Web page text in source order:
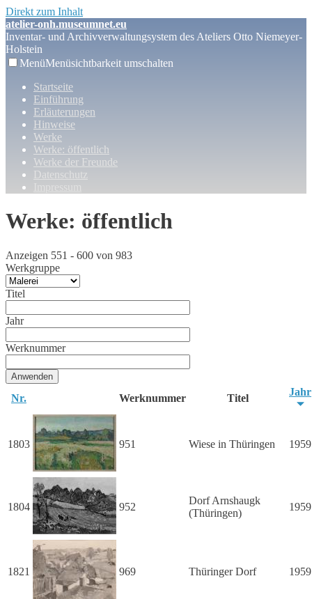
Direkt zum Inhalt
atelier-onh.museumnet.eu
Inventar- und Archivverwaltungsystem des Ateliers Otto Niemeyer-
Holstein
MenüMenüsichtbarkeit umschalten
Startseite
Einführung
Erläuterungen
Hinweise
Werke
Werke: öffentlich
Werke der Freunde
Datenschutz
Impressum
Werke: öffentlich
Anzeigen 551 - 600 von 983
Werkgruppe
Titel
Jahr
Werknummer
Nr. Werknummer Titel
Jahr
1803 951 Wiese in Thüringen 1959
1804 952
Dorf Arnshaugk
(Thüringen)
1959
1821 969 Thüringer Dorf 1959